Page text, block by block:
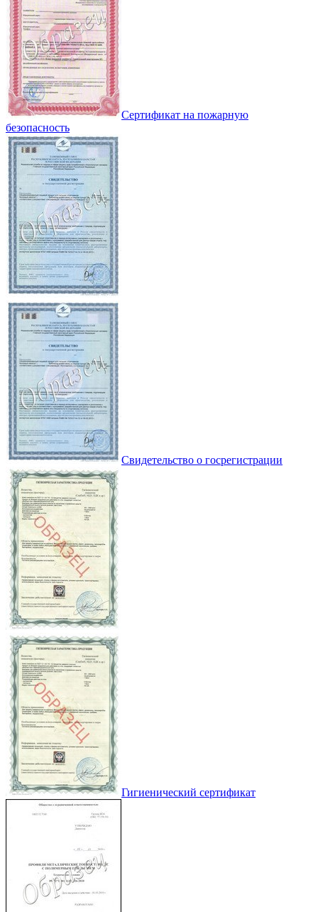
Сертификат на пожарную
безопасность
Свидетельство о госрегистрации
Гигиенический сертификат